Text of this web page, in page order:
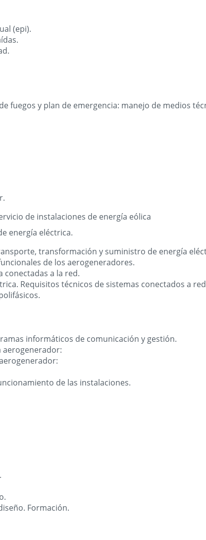
(epi).
fuegos y plan de emergencia: manejo de medios
de instalaciones de energía eólica
energía eléctrica.
transformación y suministro de energía
de los aerogeneradores.
conectadas a la red.
Requisitos técnicos de sistemas conectados a
informáticos de comunicación y gestión.
aerogenerador:
de las instalaciones.
Formación.